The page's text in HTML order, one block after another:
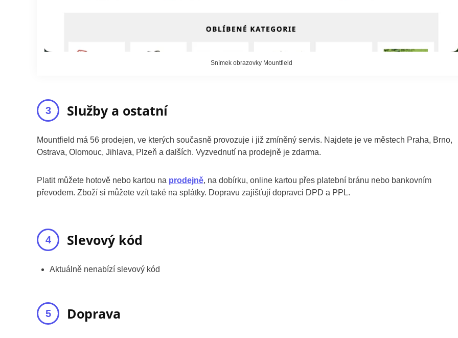
Snímek obrazovky Mountfield
Služby a ostatní
Mountfield má 56 prodejen, ve kterých současně provozuje i již zmíněný servis. Najdete je ve městech Praha, Brno,
Ostrava, Olomouc, Jihlava, Plzeň a dalších. Vyzvednutí na prodejně je zdarma.
Platit můžete hotově nebo kartou na prodejně, na dobírku, online kartou přes platební bránu nebo bankovním
převodem. Zboží si můžete vzít také na splátky. Dopravu zajišťují dopravci DPD a PPL.
Slevový kód
Aktuálně nenabízí slevový kód
Doprava